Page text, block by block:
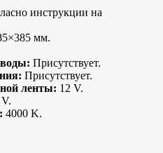
инструкции на
мм.
Присутствует.
Присутствует.
ленты: 12 V.
4000 K.